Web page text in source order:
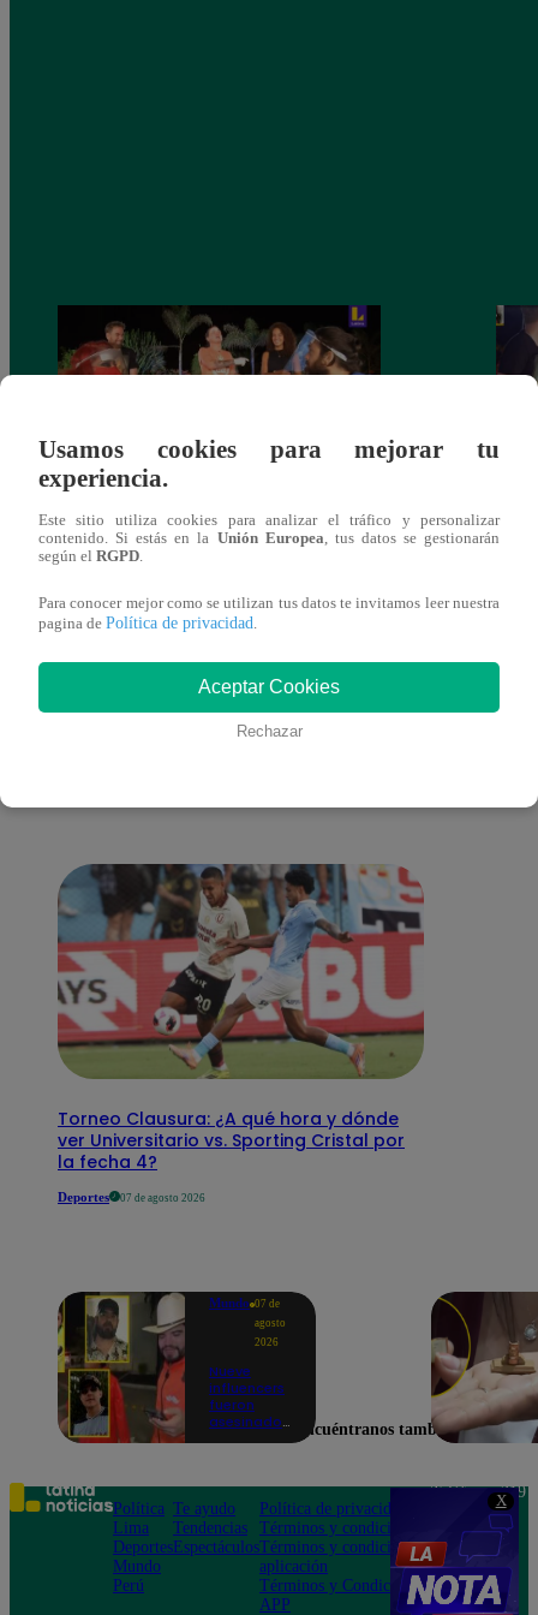
X
Monique Pardo y Adriana Zubiate jugaron
a la ‘Carta dulce’ en Noche de Patas
También te puede
interesar
Torneo Clausura: ¿A qué hora y dónde
ver Universitario vs. Sporting Cristal por
la fecha 4?
Deportes 07 de agosto 2026
Mundo 07 de
agosto
2026
Nueve
influencers
fueron
asesinados
el Cártel de
Sinaloa
Usamos cookies para mejorar tu
experiencia.
Este sitio utiliza cookies para analizar el tráfico y personalizar
contenido. Si estás en la Unión Europea , tus datos se gestionarán
según el RGPD
Para conocer mejor como se utilizan tus datos te invitamos leer nuestra
pagina de Política de privacidad
Aceptar Cookies
Rechazar
Encuéntranos también en
Política
Lima
Deportes
Mundo
Perú
Te ayudo
Tendencias
Espectáculos
Política de privacidad
Términos y condiciones
Términos y condiciones
aplicación
Términos y Condiciones
APP
Teléfono: 219
Av. San
Felipe 968
Jesús María